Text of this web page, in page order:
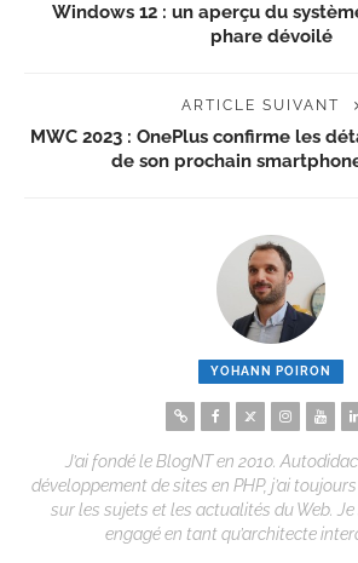
Windows 12 : un aperçu du
phare dévoilé
ARTICLE SUIVANT
MWC 2023 : OnePlus confirme les
de son prochain
YOHANN POIRON
J’ai fondé le BlogNT en 2010.
développement de sites en PHP, j’ai
sur les sujets et les actualités du Web.
engagé en tant qu’architecte